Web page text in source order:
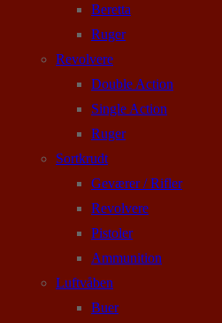
Beretta
Ruger
Revolvere
Double Action
Single Action
Ruger
Sortkrudt
Geværer / Rifler
Revolvere
Pistoler
Ammunition
Luftvåben
Buer